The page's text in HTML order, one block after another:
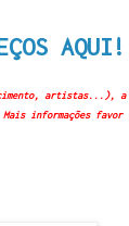
AQUI!
artistas...), a
informações